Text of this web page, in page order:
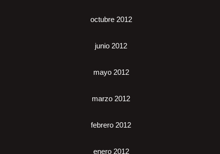
octubre 2012
junio 2012
mayo 2012
marzo 2012
febrero 2012
enero 2012